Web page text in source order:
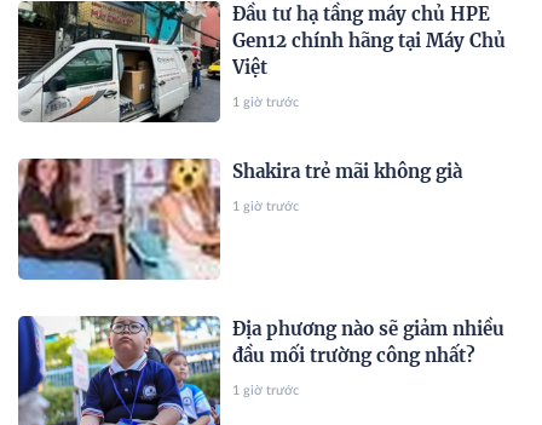
Đầu tư hạ tầng máy chủ HPE
Gen12 chính hãng tại Máy Chủ
Việt
1 giờ trước
Shakira trẻ mãi không già
1 giờ trước
Địa phương nào sẽ giảm nhiều
đầu mối trường công nhất?
1 giờ trước